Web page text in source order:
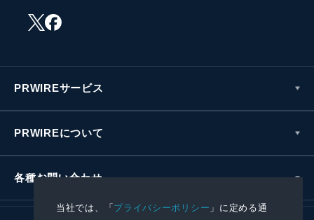
当社では、「プライバシーポリシー 」に定める通
PRWIREサービス
PRWIREについて
各種お問い合わせ